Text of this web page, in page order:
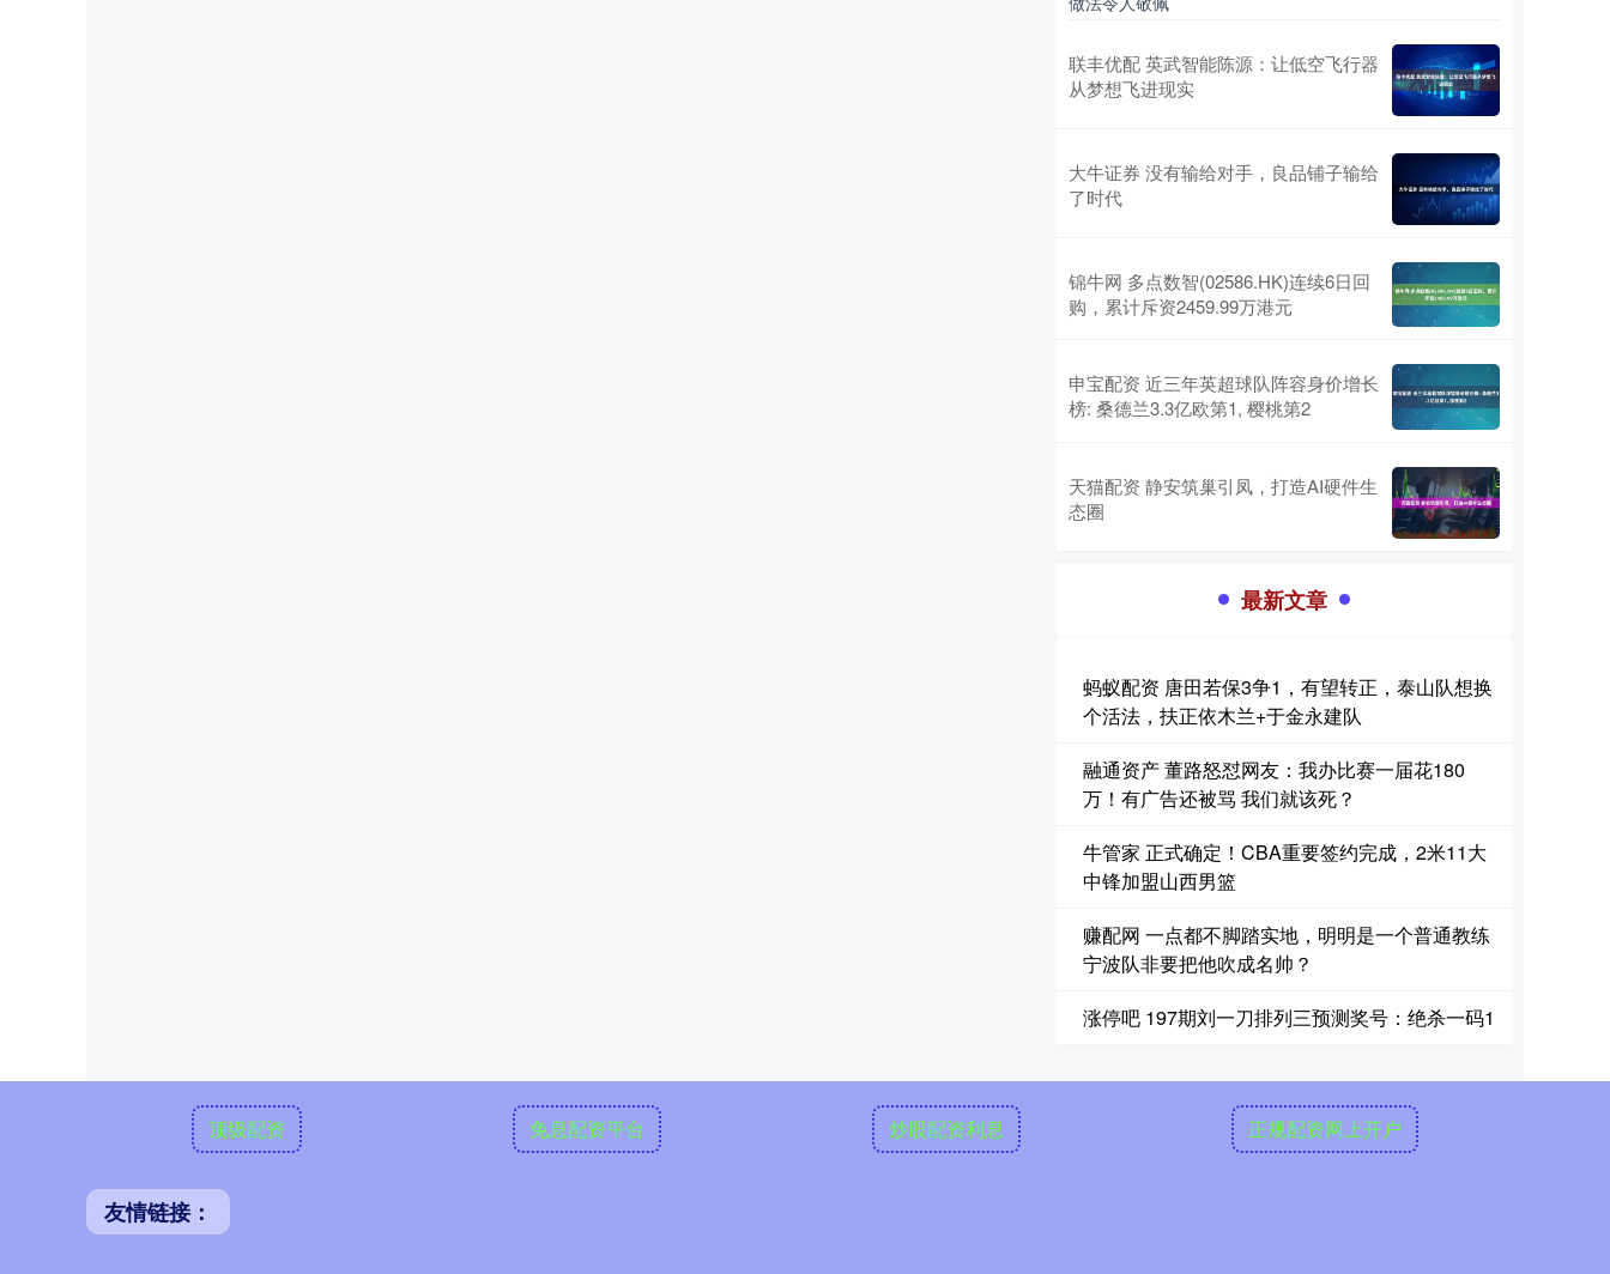
联丰优配 英武智能陈源：让低空飞行器
从梦想飞进现实
大牛证券 没有输给对手，良品铺子输给
了时代
锦牛网 多点数智(02586.HK)连续6日回
购，累计斥资2459.99万港元
申宝配资 近三年英超球队阵容身价增长
榜: 桑德兰3.3亿欧第1, 樱桃第2
天猫配资 静安筑巢引凤，打造AI硬件生
态圈
最新文章
蚂蚁配资 唐田若保3争1，有望转正，泰山队想换
个活法，扶正依木兰+于金永建队
融通资产 董路怒怼网友：我办比赛一届花180
万！有广告还被骂 我们就该死？
牛管家 正式确定！CBA重要签约完成，2米11大
中锋加盟山西男篮
赚配网 一点都不脚踏实地，明明是一个普通教练
宁波队非要把他吹成名帅？
涨停吧 197期刘一刀排列三预测奖号：绝杀一码1
顶级配资 免息配资平台 炒股配资利息 正规配资网上开户
友情链接：